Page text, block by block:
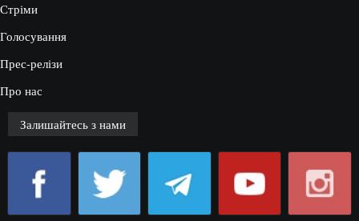
Стріми
Голосування
Прес-релізи
Про нас
Залишайтесь з нами